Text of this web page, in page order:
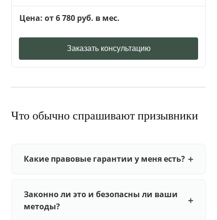
Цена: от 6 780 руб. в мес.
Заказать консультацию
Что обычно спрашивают призывники
Какие правовые гарантии у меня есть?
Законно ли это и безопасны ли ваши
методы?